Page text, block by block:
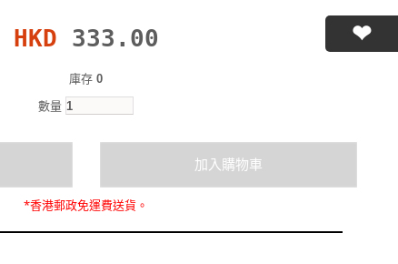
HKD 333.00
庫存 0
數量
*香港郵政免運費送貨。